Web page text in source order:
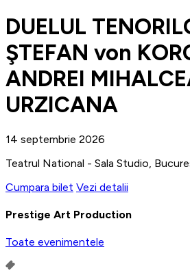
DUELUL
ŞTEFAN von
ANDREI
URZICANA
14 septembrie 2026
Teatrul National - Sala Studio,
Cumpara bilet Vezi detalii
Prestige Art Production
Toate evenimentele